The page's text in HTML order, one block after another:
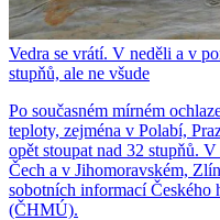
Vedra se vrátí. V neděli a v
stupňů, ale ne všude
Po současném mírném
teploty, zejména v Polabí,
opět stoupat nad 32 stupňů.
Čech a v Jihomoravském,
sobotních informací Českého
(ČHMÚ).